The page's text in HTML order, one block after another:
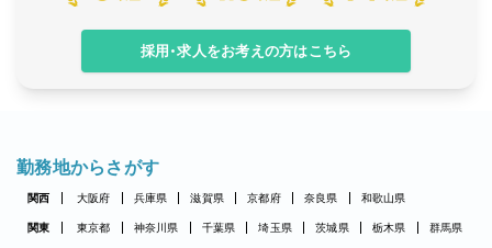
採用・求人をお考えの方はこちら
勤務地からさがす
関西 大阪府 兵庫県 滋賀県 京都府 奈良県 和歌山県
関東 東京都 神奈川県 千葉県 埼玉県 茨城県 栃木県 群馬県